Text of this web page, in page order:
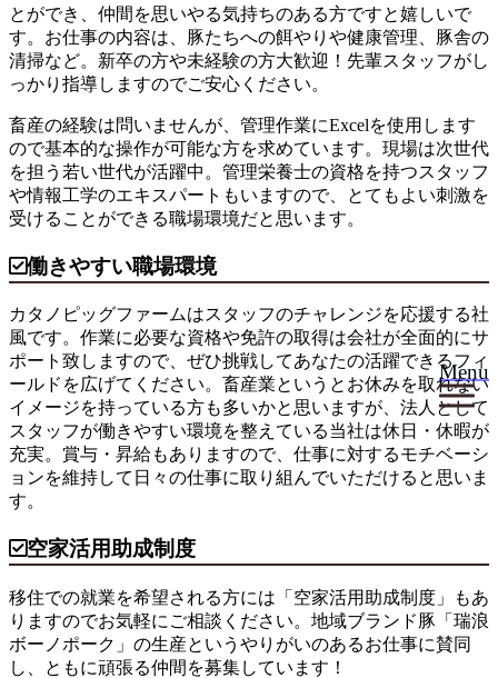
Menu
とができ、仲間を思いやる気持ちのある方ですと嬉しいで
す。お仕事の内容は、豚たちへの餌やりや健康管理、豚舎の
清掃など。新卒の方や未経験の方大歓迎！先輩スタッフがし
っかり指導しますのでご安心ください。
畜産の経験は問いませんが、管理作業にExcelを使用します
ので基本的な操作が可能な方を求めています。現場は次世代
を担う若い世代が活躍中。管理栄養士の資格を持つスタッフ
や情報工学のエキスパートもいますので、とてもよい刺激を
受けることができる職場環境だと思います。
働きやすい職場環境
カタノピッグファームはスタッフのチャレンジを応援する社
風です。作業に必要な資格や免許の取得は会社が全面的にサ
ポート致しますので、ぜひ挑戦してあなたの活躍できるフィ
ールドを広げてください。畜産業というとお休みを取れない
イメージを持っている方も多いかと思いますが、法人として
スタッフが働きやすい環境を整えている当社は休日・休暇が
充実。賞与・昇給もありますので、仕事に対するモチベーシ
ョンを維持して日々の仕事に取り組んでいただけると思いま
す。
空家活用助成制度
移住での就業を希望される方には「空家活用助成制度」もあ
りますのでお気軽にご相談ください。地域ブランド豚「瑞浪
ボーノポーク」の生産というやりがいのあるお仕事に賛同
し、ともに頑張る仲間を募集しています！